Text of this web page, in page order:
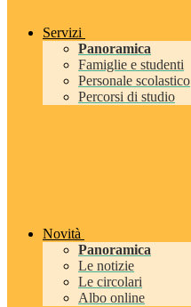
Servizi
Panoramica
Famiglie e studenti
Personale scolastico
Percorsi di studio
Novità
Panoramica
Le notizie
Le circolari
Albo online